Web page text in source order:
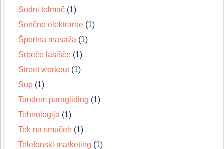
Sodni tolmač (1)
Sončne elektrarne (1)
Športna masaža (1)
Srbeče lasišče (1)
Street workout(1)
Sup (1)
Tandem paragliding (1)
Tehnologija (1)
Tek na smučeh (1)
Telefonski marketing (1)